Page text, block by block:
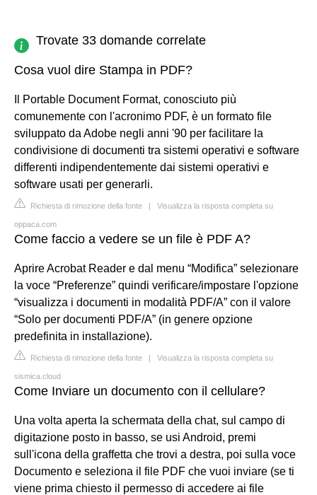
Trovate 33 domande correlate
Cosa vuol dire Stampa in PDF?
Il Portable Document Format, conosciuto più
comunemente con l'acronimo PDF, è un formato file
sviluppato da Adobe negli anni '90 per facilitare la
condivisione di documenti tra sistemi operativi e software
differenti indipendentemente dai sistemi operativi e
software usati per generarli.
Richiesta di rimozione della fonte | Visualizza la risposta completa su
oppaca.com
Come faccio a vedere se un file è PDF A?
Aprire Acrobat Reader e dal menu “Modifica” selezionare
la voce “Preferenze” quindi verificare/impostare l'opzione
“visualizza i documenti in modalità PDF/A” con il valore
“Solo per documenti PDF/A” (in genere opzione
predefinita in installazione).
Richiesta di rimozione della fonte | Visualizza la risposta completa su
sismica.cloud
Come Inviare un documento con il cellulare?
Una volta aperta la schermata della chat, sul campo di
digitazione posto in basso, se usi Android, premi
sull'icona della graffetta che trovi a destra, poi sulla voce
Documento e seleziona il file PDF che vuoi inviare (se ti
viene prima chiesto il permesso di accedere ai file